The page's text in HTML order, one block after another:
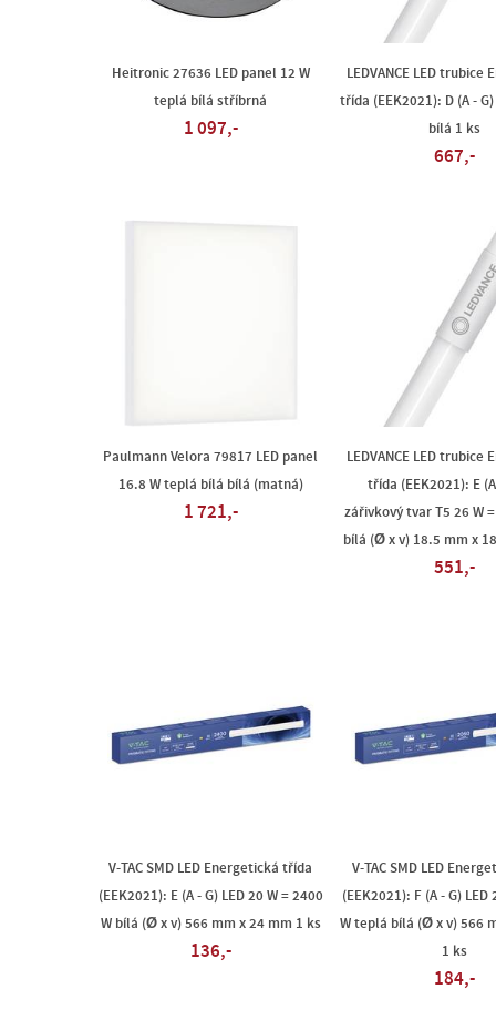
Heitronic 27636 LED panel 12 W
teplá bílá stříbrná
1 097,-
LEDVANCE LED trubice
třída (EEK2021): D (A -
bílá 1 ks
667,-
Paulmann Velora 79817 LED panel
16.8 W teplá bílá bílá (matná)
1 721,-
LEDVANCE LED trubice
třída (EEK2021): E
zářivkový tvar T5 26 W
bílá (Ø x v) 18.5 mm x
551,-
V-TAC SMD LED Energetická třída
(EEK2021): E (A - G) LED 20 W = 2400
W bílá (Ø x v) 566 mm x 24 mm 1 ks
136,-
V-TAC SMD LED
(EEK2021): F (A - G) LED
W teplá bílá (Ø x v) 566
1 ks
184,-